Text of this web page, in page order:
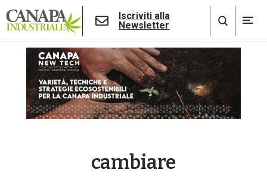
Iscriviti alla
Newsletter
cambiare